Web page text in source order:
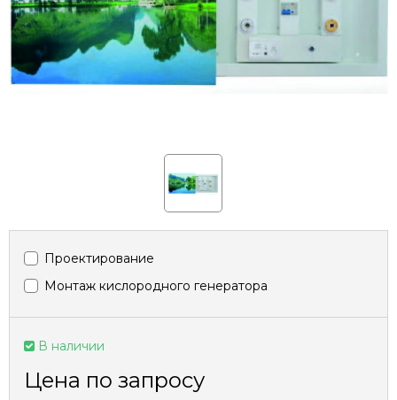
Проектирование
Монтаж кислородного генератора
В наличии
Цена по запросу